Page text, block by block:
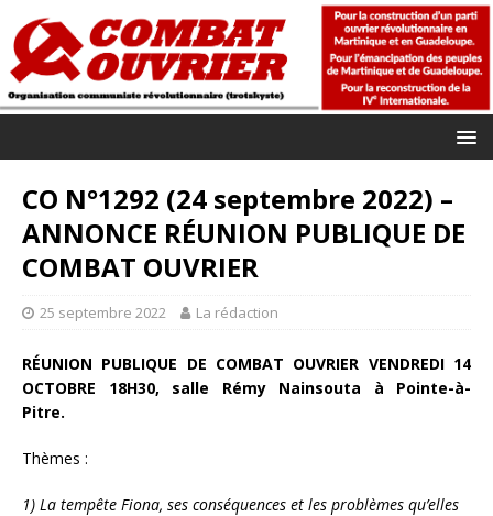
CO N°1292 (24 septembre 2022) –
ANNONCE RÉUNION PUBLIQUE DE
COMBAT OUVRIER
25 septembre 2022 La rédaction
RÉUNION PUBLIQUE DE COMBAT OUVRIER VENDREDI 14
OCTOBRE 18H30, salle Rémy Nainsouta à Pointe-à-
Pitre.
Thèmes :
1) La tempête Fiona, ses conséquences et les problèmes qu’elles